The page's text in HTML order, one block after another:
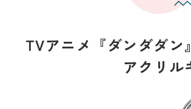
TVアニメ『ダンダダ
アクリル